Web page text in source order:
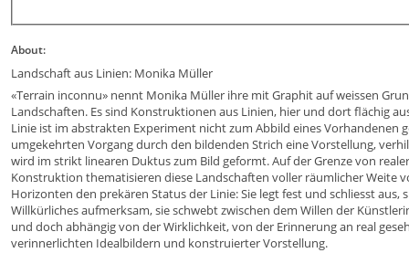
About:
Landschaft aus Linien: Monika Müller
«Terrain inconnu» nennt Monika Müller ihre mit Graphit auf weissen
Landschaften. Es sind Konstruktionen aus Linien, hier und dort flächig
Linie ist im abstrakten Experiment nicht zum Abbild eines Vorhandenen
umgekehrten Vorgang durch den bildenden Strich eine Vorstellung,
wird im strikt linearen Duktus zum Bild geformt. Auf der Grenze von
Konstruktion thematisieren diese Landschaften voller räumlicher Weite
Horizonten den prekären Status der Linie: Sie legt fest und schliesst aus,
Willkürliches aufmerksam, sie schwebt zwischen dem Willen der
und doch abhängig von der Wirklichkeit, von der Erinnerung an real
verinnerlichten Idealbildern und konstruierter Vorstellung.